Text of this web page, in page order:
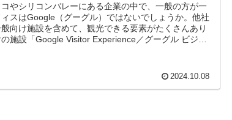
やシリコンバレーにある企業の中で、一般の方が一
スはGoogle（グーグル）ではないでしょうか。他社
向け施設を含めて、観光できる要素がたくさんあり
施設「Google Visitor Experience／グーグル ビジタ
、さまざまな「ドロイド君（Androidのキャラクタ
2024.10.08